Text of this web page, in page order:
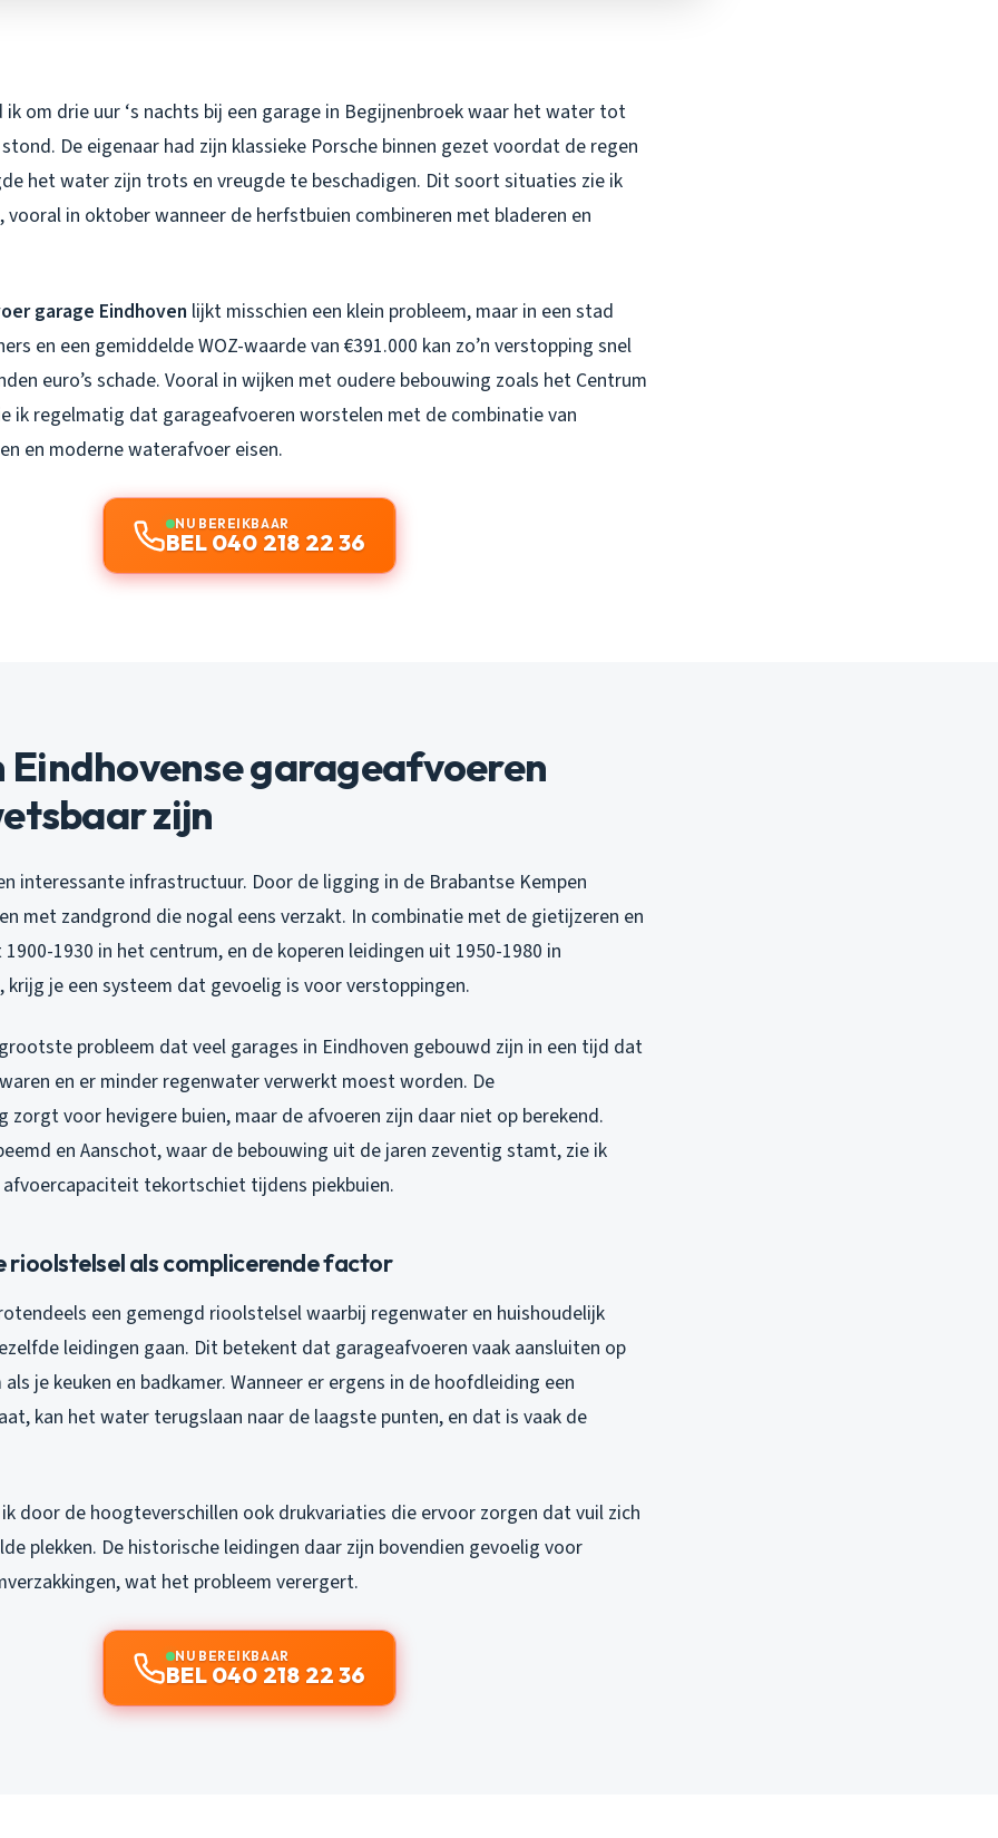
om drie uur ‘s nachts bij een garage in Begijnenbroek waar het water tot
De eigenaar had zijn klassieke Porsche binnen gezet voordat de regen
het water zijn trots en vreugde te beschadigen. Dit soort situaties zie ik
vooral in oktober wanneer de herfstbuien combineren met bladeren en
garage Eindhoven lijkt misschien een klein probleem, maar in een stad
en een gemiddelde WOZ-waarde van €391.000 kan zo’n verstopping snel
euro’s schade. Vooral in wijken met oudere bebouwing zoals het Centrum
ik regelmatig dat garageafvoeren worstelen met de combinatie van
en moderne waterafvoer eisen.
NU BEREIKBAAR
BEL 040 218 22 36
Eindhovense garageafvoeren
zijn
interessante infrastructuur. Door de ligging in de Brabantse Kempen
met zandgrond die nogal eens verzakt. In combinatie met de gietijzeren en
1930 in het centrum, en de koperen leidingen uit 1950-1980 in
je een systeem dat gevoelig is voor verstoppingen.
probleem dat veel garages in Eindhoven gebouwd zijn in een tijd dat
en er minder regenwater verwerkt moest worden. De
zorgt voor hevigere buien, maar de afvoeren zijn daar niet op berekend.
en Aanschot, waar de bebouwing uit de jaren zeventig stamt, zie ik
tekortschiet tijdens piekbuien.
rioolstelsel als complicerende factor
een gemengd rioolstelsel waarbij regenwater en huishoudelijk
leidingen gaan. Dit betekent dat garageafvoeren vaak aansluiten op
je keuken en badkamer. Wanneer er ergens in de hoofdleiding een
kan het water terugslaan naar de laagste punten, en dat is vaak de
door de hoogteverschillen ook drukvariaties die ervoor zorgen dat vuil zich
plekken. De historische leidingen daar zijn bovendien gevoelig voor
wat het probleem verergert.
NU BEREIKBAAR
BEL 040 218 22 36